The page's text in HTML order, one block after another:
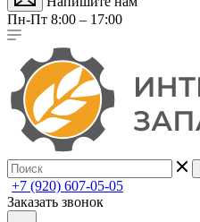
Пн-Пт 8:00 – 17:00
+7 (920) 607-05-05
Заказать звонок